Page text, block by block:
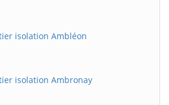
isolation Ambléon
isolation Ambronay